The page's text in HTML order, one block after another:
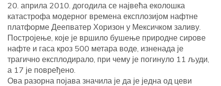
20. априла 2010. догодила се највећа еколошка
катастрофа модерног времена експлозијом нафтне
платформе Деепватер Хоризон у Мексичком заливу.
Постројење, које је вршило бушење природне сирове
нафте и гаса кроз 500 метара воде, изненада је
трагично експлодирало, при чему је погинуло 11 људи,
а 17 је повређено.
Ова разорна појава значила је да је једна од цеви